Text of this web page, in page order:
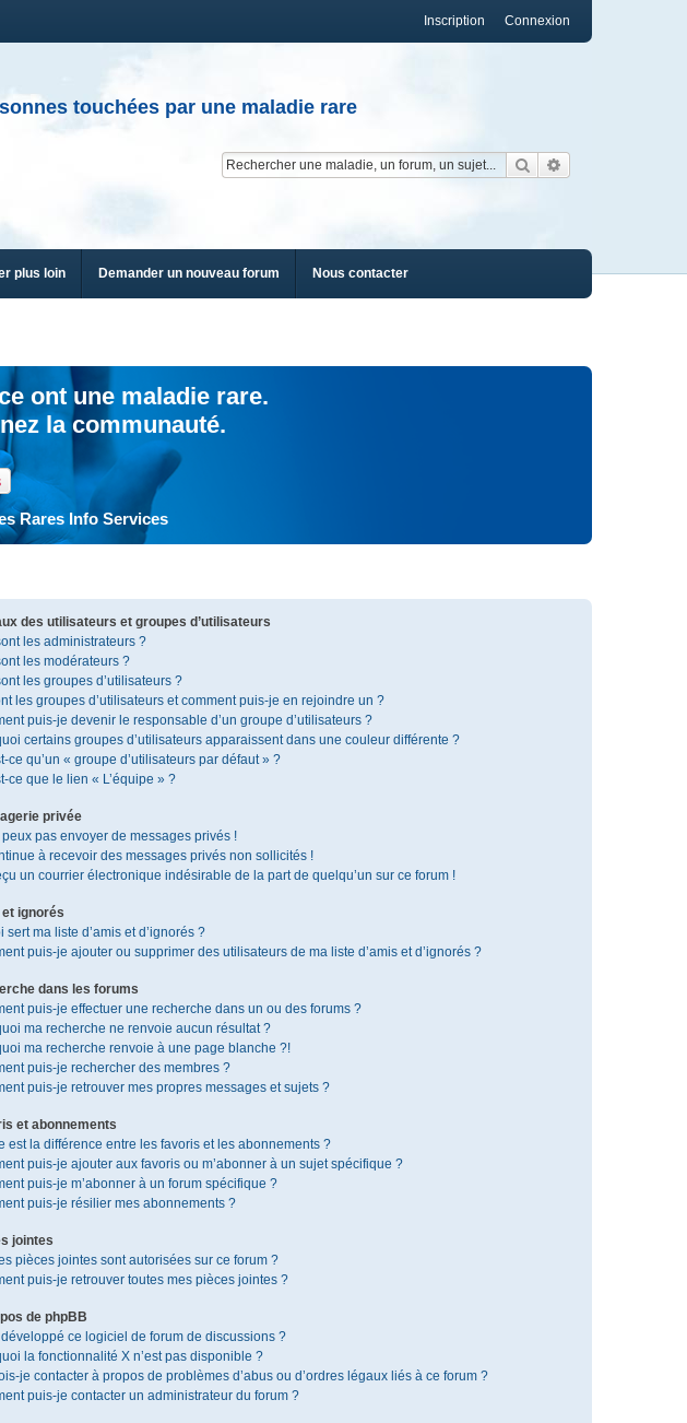
Connexion
Inscription
touchées par une maladie rare
Rechercher
plus loin Demander un nouveau forum Nous contacter
ont une maladie rare.
la communauté.
Rares Info Services
des utilisateurs et groupes d’utilisateurs
les administrateurs ?
les modérateurs ?
les groupes d’utilisateurs ?
les groupes d’utilisateurs et comment puis-je en rejoindre un ?
puis-je devenir le responsable d’un groupe d’utilisateurs ?
certains groupes d’utilisateurs apparaissent dans une couleur différente ?
ce qu’un « groupe d’utilisateurs par défaut » ?
ce que le lien « L’équipe » ?
privée
pas envoyer de messages privés !
à recevoir des messages privés non sollicités !
un courrier électronique indésirable de la part de quelqu’un sur ce forum !
ignorés
sert ma liste d’amis et d’ignorés ?
puis-je ajouter ou supprimer des utilisateurs de ma liste d’amis et d’ignorés ?
dans les forums
puis-je effectuer une recherche dans un ou des forums ?
ma recherche ne renvoie aucun résultat ?
ma recherche renvoie à une page blanche ?!
puis-je rechercher des membres ?
puis-je retrouver mes propres messages et sujets ?
et abonnements
est la différence entre les favoris et les abonnements ?
puis-je ajouter aux favoris ou m’abonner à un sujet spécifique ?
puis-je m’abonner à un forum spécifique ?
puis-je résilier mes abonnements ?
jointes
pièces jointes sont autorisées sur ce forum ?
puis-je retrouver toutes mes pièces jointes ?
de phpBB
ce logiciel de forum de discussions ?
la fonctionnalité X n’est pas disponible ?
je contacter à propos de problèmes d’abus ou d’ordres légaux liés à ce forum ?
puis-je contacter un administrateur du forum ?